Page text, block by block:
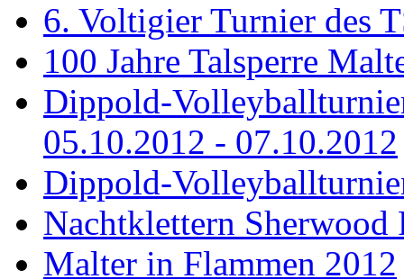
6. Voltigier Turnier des
100 Jahre Talsperre
Dippold-
05.10.2012 - 07.10.2012
Dippold-
Nachtklettern Sherwood
Malter in Flammen 2012